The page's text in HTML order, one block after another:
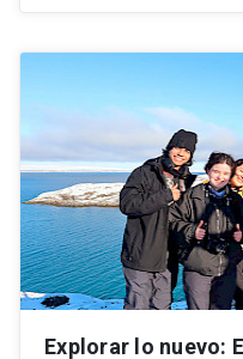
Explorar lo nuevo: